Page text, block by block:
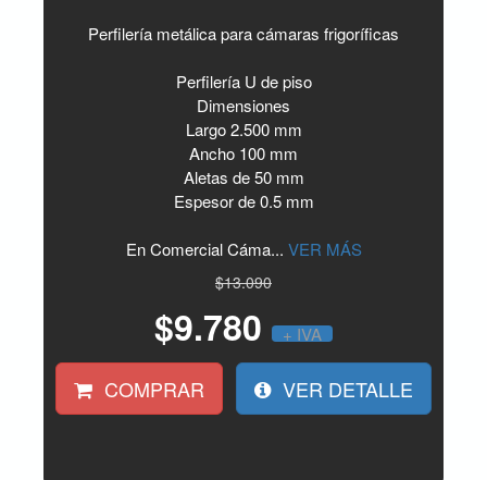
Perfilería metálica para cámaras frigoríficas
Perfilería U de piso
Dimensiones
Largo 2.500 mm
Ancho 100 mm
Aletas de 50 mm
Espesor de 0.5 mm
En Comercial Cáma... VER MÁS
$13.090
$9.780 + IVA
COMPRAR VER DETALLE